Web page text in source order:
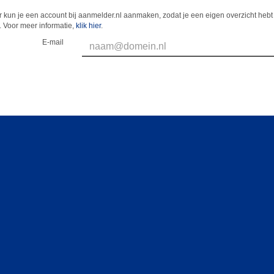
kun je een account bij aanmelder.nl aanmaken, zodat je een eigen overzicht
Voor meer informatie, klik hier.
E-mail